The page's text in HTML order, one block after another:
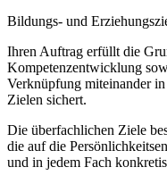
Bildungs- und
Ihren Auftrag erfüllt die
Kompetenzentwicklung
Verknüpfung miteinander
Zielen sichert.
Die überfachlichen Ziele
die auf die
und in jedem Fach